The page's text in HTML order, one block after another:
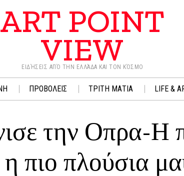
ART POINT
VIEW
ΕΙΔΉΣΕΙΣ ΑΠΌ ΤΗΝ ΕΛΛΆΔΑ ΚΑΙ ΤΟΝ ΚΌΣΜΟ
ΠΡΟΒΟΛΕΙΣ ΤΡΙΤΗ ΜΑΤΙΑ LIFE &
την Οπρα-Η
πιο πλούσια